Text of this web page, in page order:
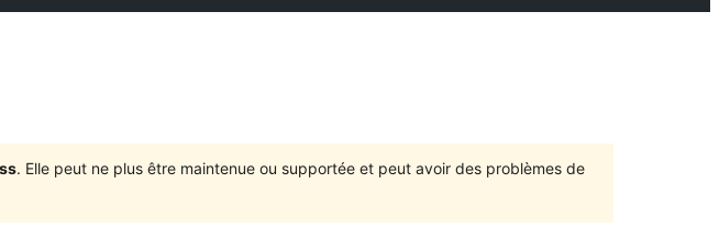
. Elle peut ne plus être maintenue ou supportée et peut avoir des problèmes de